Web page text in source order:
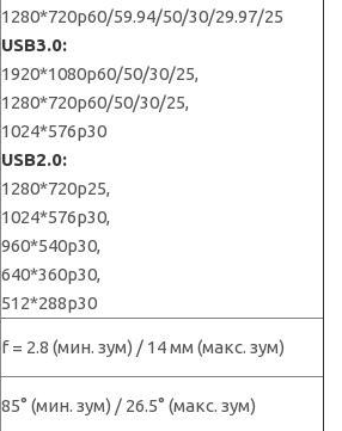
1280*720p60/59.94/50/30/29.97/25
USB3.0:
1920*1080p60/50/30/25,
1280*720p60/50/30/25,
1024*576p30
USB2.0:
1280*720p25,
1024*576p30,
960*540p30,
640*360p30,
512*288p30
f = 2.8 (мин. зум) / 14 мм (макс. зум)
85° (мин. зум) / 26.5° (макс. зум)